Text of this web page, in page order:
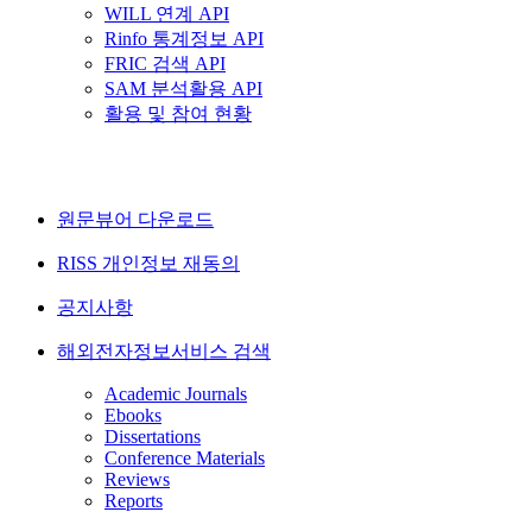
WILL 연계 API
Rinfo 통계정보 API
FRIC 검색 API
SAM 분석활용 API
활용 및 참여 현황
원문뷰어 다운로드
RISS 개인정보 재동의
공지사항
해외전자정보서비스 검색
Academic Journals
Ebooks
Dissertations
Conference Materials
Reviews
Reports